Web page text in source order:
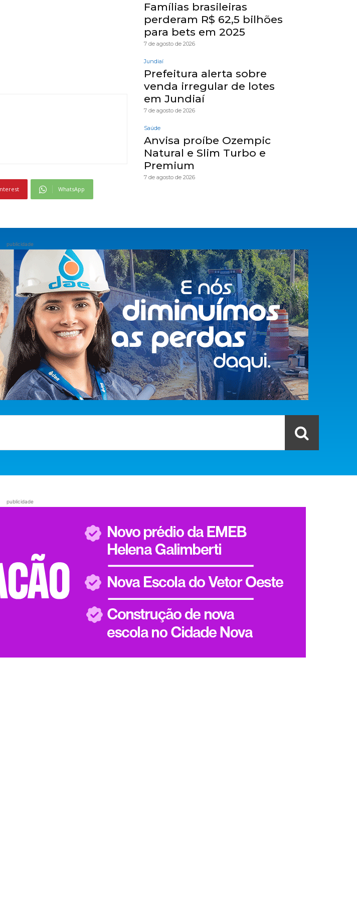
WhatsApp
Famílias brasileiras
perderam R$ 62,5 bilhões
para bets em 2025
7 de agosto de 2026
Jundiaí
Prefeitura alerta sobre
venda irregular de lotes
em Jundiaí
7 de agosto de 2026
Saúde
Anvisa proíbe Ozempic
Natural e Slim Turbo e
Premium
7 de agosto de 2026
publicidade
publicidade